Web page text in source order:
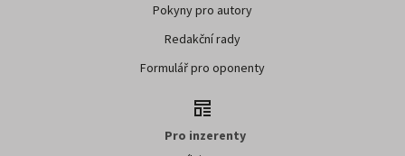
Pokyny pro autory
Redakční rady
Formulář pro oponenty
Pro inzerenty